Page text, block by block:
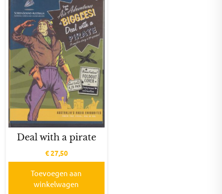
Deal with a pirate
€27,50
Toevoegen aan
winkelwagen